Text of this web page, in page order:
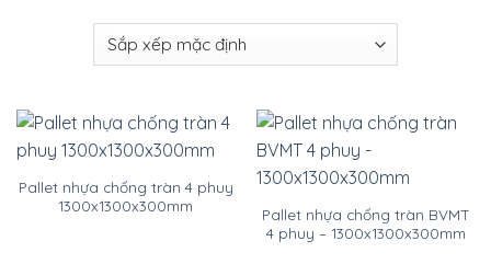
Pallet nhựa chống tràn 4 phuy
1300x1300x300mm
Pallet nhựa chống tràn BVMT
4 phuy – 1300x1300x300mm